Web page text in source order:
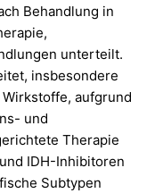
Behandlung in
unterteilt.
insbesondere
aufgrund
und
Therapie
IDH-Inhibitoren
Subtypen